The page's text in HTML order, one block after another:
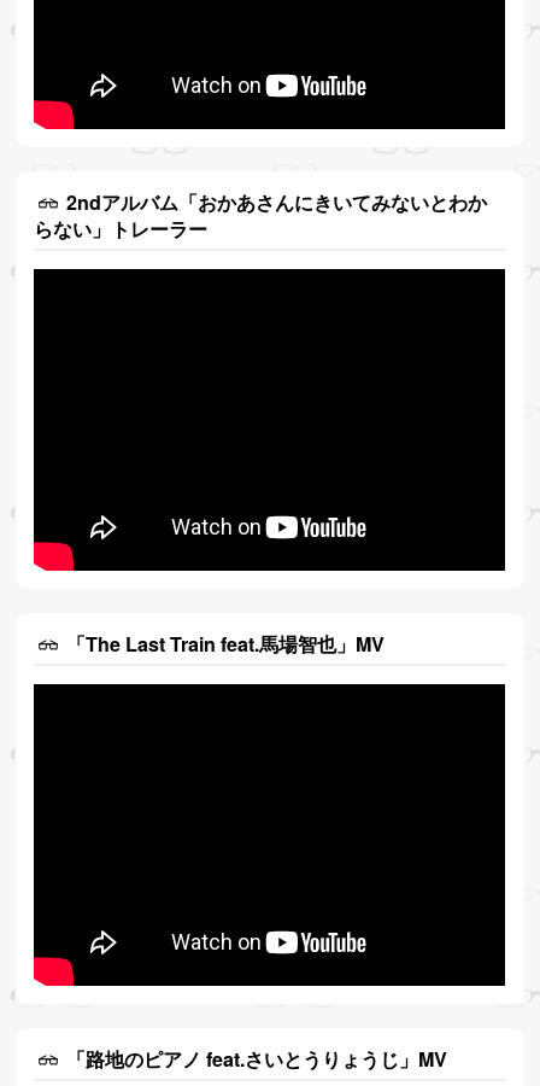
2ndアルバム「おかあさんにきいてみないとわか
らない」トレーラー
「The Last Train feat.馬場智也」MV
「路地のピアノ feat.さいとうりょうじ」MV